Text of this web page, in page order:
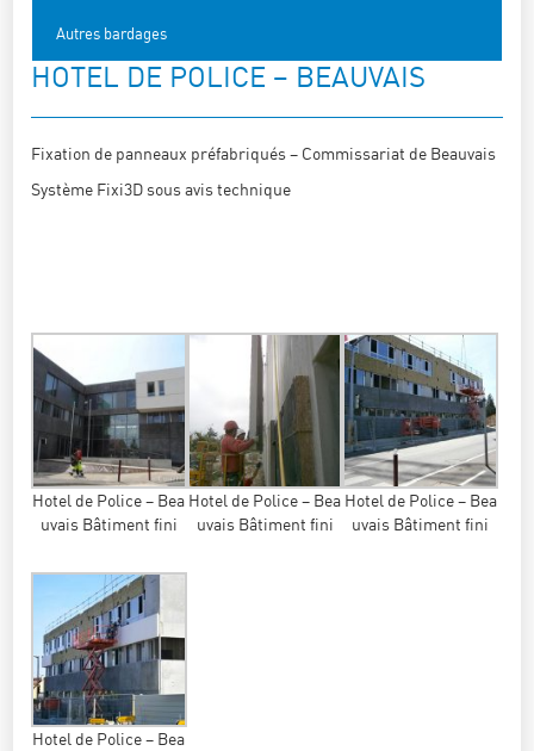
Autres bardages
HOTEL DE POLICE – BEAUVAIS
Fixation de panneaux préfabriqués – Commissariat de Beauvais
Système Fixi3D sous avis technique
Hotel de Police – Bea
uvais Bâtiment fini
Hotel de Police – Bea
uvais Bâtiment fini
Hotel de Police – Bea
uvais Bâtiment fini
Hotel de Police – Bea